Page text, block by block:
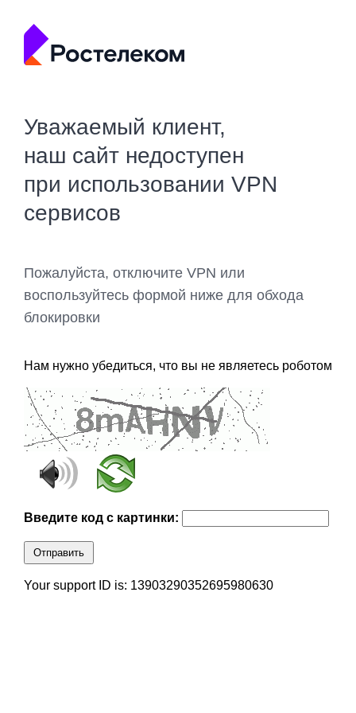
Уважаемый клиент,
наш сайт недоступен
при использовании VPN
сервисов
Пожалуйста, отключите VPN или
воспользуйтесь формой ниже для обхода
блокировки
Нам нужно убедиться, что вы не являетесь роботом
Введите код с картинки:
Отправить
Your support ID is: 13903290352695980630